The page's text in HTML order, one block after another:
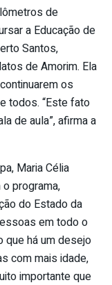
de
a Educação de
Santos,
de Amorim. Ela
os
todos. “Este fato
de aula”, afirma a
Maria Célia
programa,
do Estado da
em todo o
que há um desejo
com mais idade,
importante que